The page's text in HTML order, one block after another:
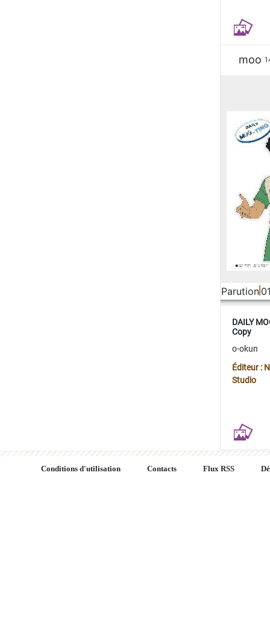
moo
Parution
DAILY
Copy
o-okun
Éditeur :
Studio
Conditions d'utilisation Contacts Flux RSS